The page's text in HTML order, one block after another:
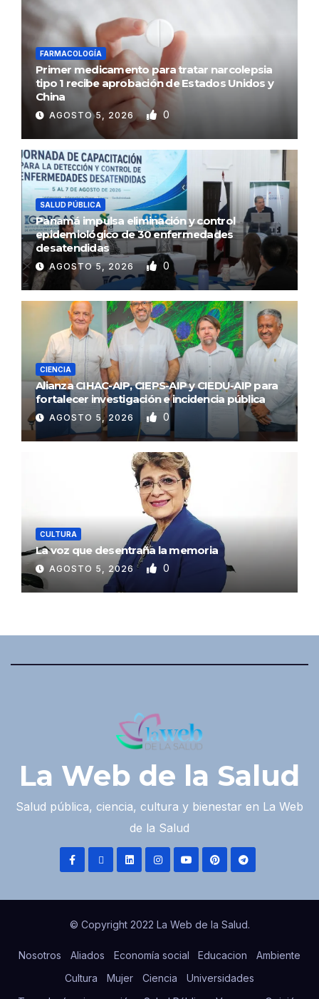
FARMACOLOGÍA
Primer medicamento para tratar narcolepsia
tipo 1 recibe aprobación de Estados Unidos y
China
AGOSTO 5, 2026 0
SALUD PÚBLICA
Panamá impulsa eliminación y control
epidemiológico de 30 enfermedades
desatendidas
AGOSTO 5, 2026 0
CIENCIA
Alianza CIHAC-AIP, CIEPS-AIP y CIEDU-AIP para
fortalecer investigación e incidencia pública
AGOSTO 5, 2026 0
CULTURA
La voz que desentraña la memoria
AGOSTO 5, 2026 0
La Web de la Salud
Salud pública, ciencia, cultura y bienestar en La Web
de la Salud
© Copyright 2022 La Web de la Salud.
Nosotros Aliados Economía social Educacion
Ambiente
Cultura
Mujer Ciencia
Universidades